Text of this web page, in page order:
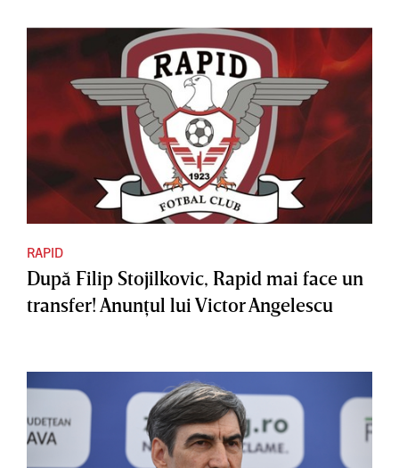
RAPID
După Filip Stojilkovic, Rapid mai face un
transfer! Anunţul lui Victor Angelescu